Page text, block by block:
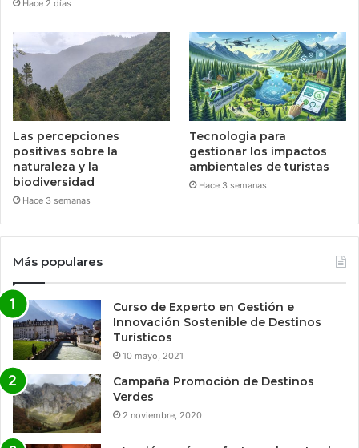
Hace 2 días
Las percepciones
positivas sobre la
naturaleza y la
biodiversidad
Hace 3 semanas
Tecnologia para
gestionar los impactos
ambientales de turistas
Hace 3 semanas
Más populares
Curso de Experto en Gestión e
Innovación Sostenible de Destinos
Turísticos
10 mayo, 2021
Campaña Promoción de Destinos
Verdes
2 noviembre, 2020